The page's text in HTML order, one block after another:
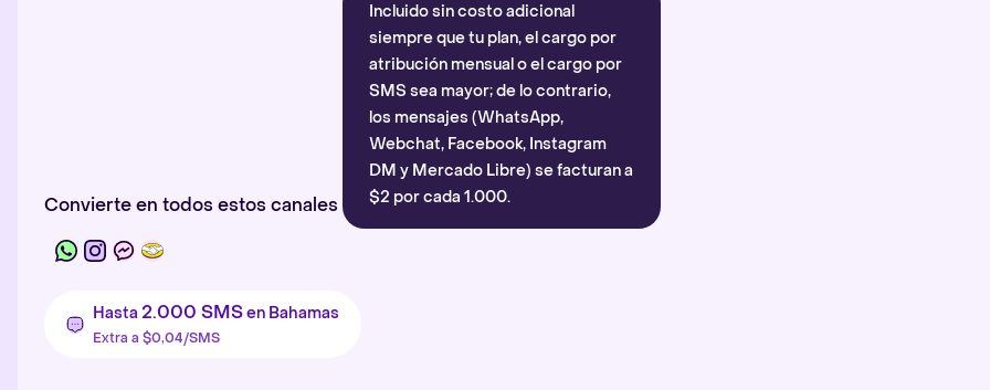
Convierte en todos estos canales
Incluido sin costo adicional
siempre que tu plan, el cargo por
atribución mensual o el cargo por
SMS sea mayor; de lo contrario,
los mensajes (WhatsApp,
Webchat, Facebook, Instagram
DM y Mercado Libre) se facturan a
$2 por cada 1.000.
Hasta 2.000 SMSen Bahamas
Extra a $0,04/SMS